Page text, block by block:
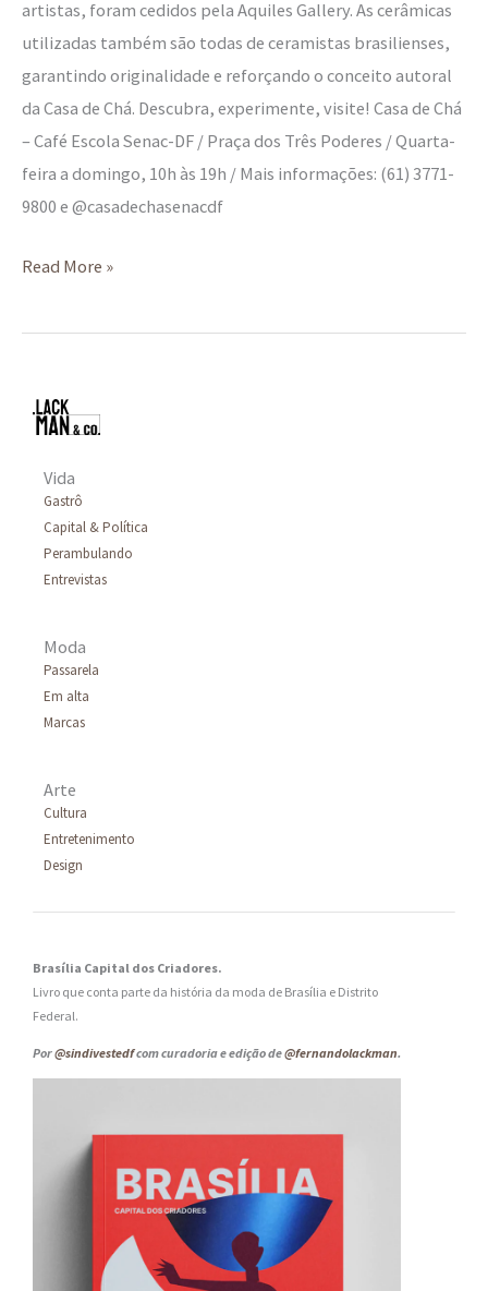
artistas, foram cedidos pela Aquiles Gallery. As cerâmicas
utilizadas também são todas de ceramistas brasilienses,
garantindo originalidade e reforçando o conceito autoral
da Casa de Chá. Descubra, experimente, visite! Casa de Chá
– Café Escola Senac-DF / Praça dos Três Poderes / Quarta-
feira a domingo, 10h às 19h / Mais informações: (61) 3771-
9800 e @casadechasenacdf
Read More »
Vida
Gastrô
Capital & Política
Perambulando
Entrevistas
Moda
Passarela
Em alta
Marcas
Arte
Cultura
Entretenimento
Design
Brasília Capital dos Criadores.
Livro que conta parte da história da moda de Brasília e Distrito
Federal.
Por@sindivestedfcom curadoria e edição de@fernandolackman.